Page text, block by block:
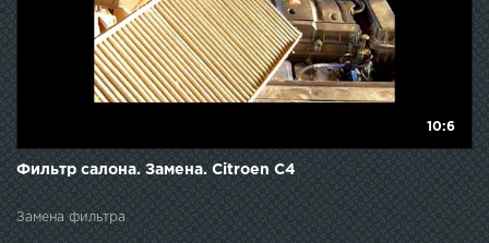
10:6
Фильтр салона. Замена. Citroen C4
Замена фильтра